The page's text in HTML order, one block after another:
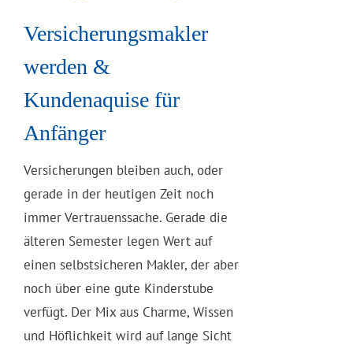
Versicherungsmakler
werden &
Kundenaquise für
Anfänger
Versicherungen bleiben auch, oder
gerade in der heutigen Zeit noch
immer Vertrauenssache. Gerade die
älteren Semester legen Wert auf
einen selbstsicheren Makler, der aber
noch über eine gute Kinderstube
verfügt. Der Mix aus Charme, Wissen
und Höflichkeit wird auf lange Sicht